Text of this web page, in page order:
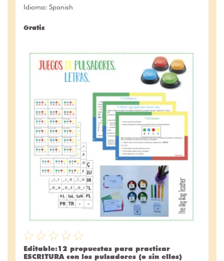
Idioma: Spanish
Gratis
Editable:12 propuestas para practicar
ESCRITURA con los pulsadores (o sin ellos)